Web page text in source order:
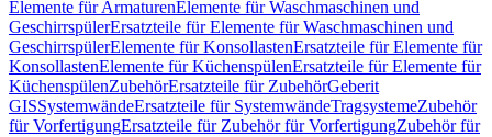
Elemente für ArmaturenElemente für Waschmaschinen und
GeschirrspülerErsatzteile für Elemente für Waschmaschinen und
GeschirrspülerElemente für KonsollastenErsatzteile für Elemente für
KonsollastenElemente für KüchenspülenErsatzteile für Elemente für
KüchenspülenZubehörErsatzteile für ZubehörGeberit
GISSystemwändeErsatzteile für SystemwändeTragsystemeZubehör
für VorfertigungErsatzteile für Zubehör für VorfertigungZubehör für